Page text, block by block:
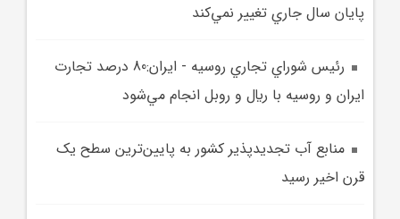
پايان سال جاري تغيير نمي‌کند
رئيس شوراي تجاري روسيه - ايران:80 درصد تجارت
ايران و روسيه با ريال و روبل انجام مي‌شود
منابع آب تجديدپذير کشور به پايين‌ترين سطح يک
قرن اخير رسيد